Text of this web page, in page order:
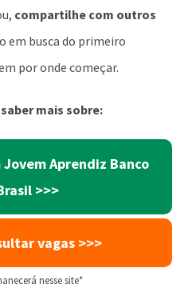
compartilhe com outros
em busca do primeiro
por onde começar.
mais sobre:
Aprendiz Banco
>>>
vagas >>>
nesse site*